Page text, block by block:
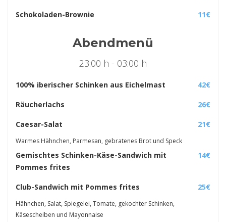
Schokoladen-Brownie 11€
Abendmenü
23:00 h - 03:00 h
100% iberischer Schinken aus Eichelmast 42€
Räucherlachs 26€
Caesar-Salat 21€
Warmes Hähnchen, Parmesan, gebratenes Brot und Speck
Gemischtes Schinken-Käse-Sandwich mit
Pommes frites
14€
Club-Sandwich mit Pommes frites 25€
Hähnchen, Salat, Spiegelei, Tomate, gekochter Schinken,
Käsescheiben und Mayonnaise